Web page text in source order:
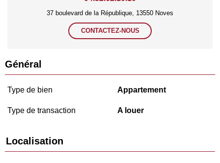
37 boulevard de la République, 13550 Noves
CONTACTEZ-NOUS
Général
Type de bien Appartement
Type de transaction A louer
Localisation